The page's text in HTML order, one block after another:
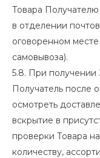
Товара
в отделении
оговоренном месте
самовывоза).
5.8. При получении
Получатель после
осмотреть
вскрытие в
проверки Товара
количеству,